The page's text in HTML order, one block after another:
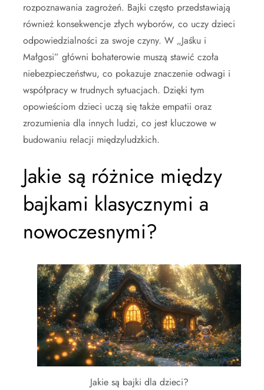
rozpoznawania zagrożeń. Bajki często przedstawiają
również konsekwencje złych wyborów, co uczy dzieci
odpowiedzialności za swoje czyny. W „Jaśku i
Małgosi” główni bohaterowie muszą stawić czoła
niebezpieczeństwu, co pokazuje znaczenie odwagi i
współpracy w trudnych sytuacjach. Dzięki tym
opowieściom dzieci uczą się także empatii oraz
zrozumienia dla innych ludzi, co jest kluczowe w
budowaniu relacji międzyludzkich.
Jakie są różnice między
bajkami klasycznymi a
nowoczesnymi?
Jakie są bajki dla dzieci?